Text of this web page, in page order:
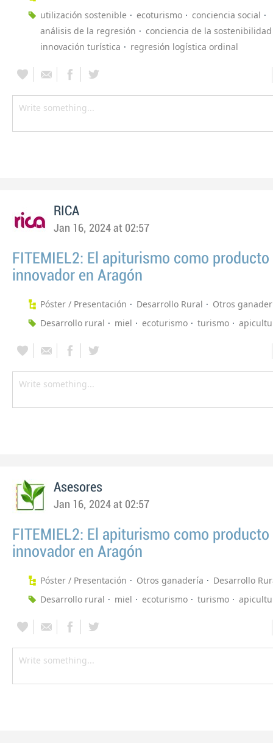
utilización sostenible
ecoturismo
conciencia social
análisis de la regresión
conciencia de la sostenibilidad
innovación turística
regresión logística ordinal
RICA
Jan 16, 2024 at 02:57
FITEMIEL2: El apiturismo como
innovador en Aragón
Póster / Presentación Desarrollo Rural
Otros
Desarrollo rural
miel ecoturismo turismo
Asesores
Jan 16, 2024 at 02:57
FITEMIEL2: El apiturismo como
innovador en Aragón
Póster / Presentación Otros ganadería
Desarrollo
Desarrollo rural
miel ecoturismo turismo